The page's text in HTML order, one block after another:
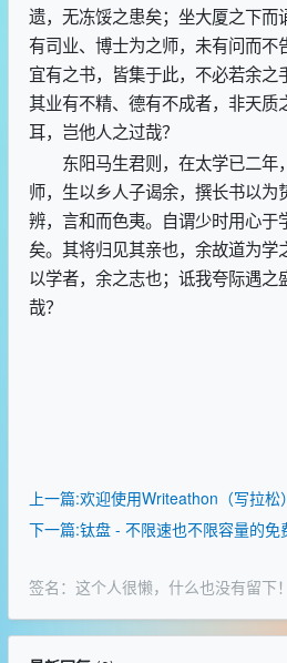
遗，无冻馁之患矣；坐大厦之下而
有司业、博士为之师，未有问而不
宜有之书，皆集于此，不必若余之
其业有不精、德有不成者，非天质
耳，岂他人之过哉？
东阳马生君则，在太学已二年
师，生以乡人子谒余，撰长书以为
辨，言和而色夷。自谓少时用心于
矣。其将归见其亲也，余故道为学
以学者，余之志也；诋我夸际遇之
哉？
上一篇:欢迎使用Writeathon（写拉松）
下一篇:钛盘 - 不限速也不限容量的免
签名：这个人很懒，什么也没有留下！